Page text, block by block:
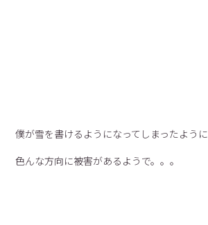
僕が雪を書けるようになってしまったように
色んな方向に被害があるようで。。。